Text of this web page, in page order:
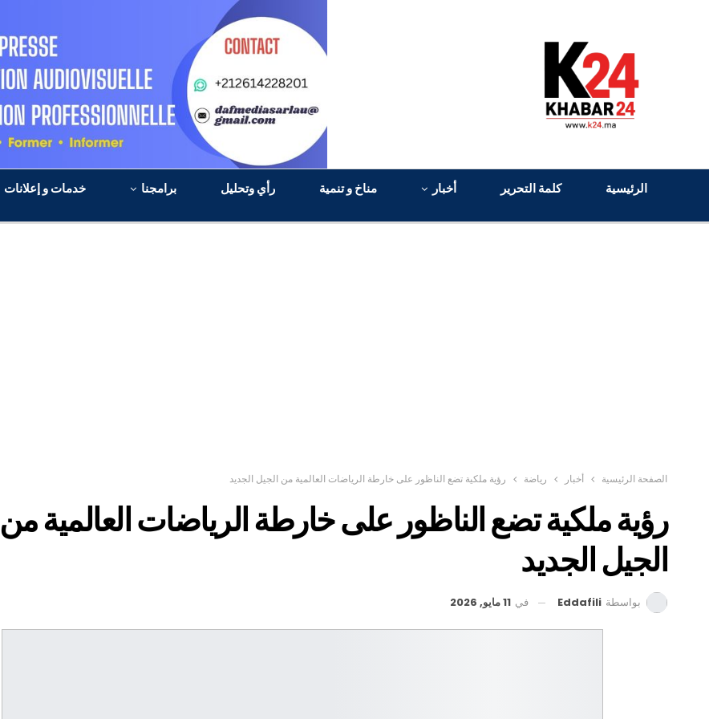
الرئيسية كلمة التحرير أخبار مناخ و تنمية رأي وتحليل برامجنا خدمات و إعلانات
الصفحة الرئيسية أخبار رياضة رؤية ملكية تضع الناظور على خارطة الرياضات العالمية من الجيل الجديد
رؤية ملكية تضع الناظور على خارطة الرياضات العالمية من
الجيل الجديد
بواسطة Eddafili في 11 مايو, 2026